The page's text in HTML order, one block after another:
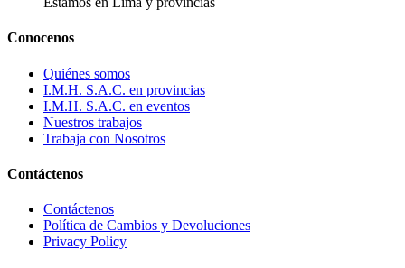
Conocenos
Quiénes somos
I.M.H. S.A.C. en provincias
I.M.H. S.A.C. en eventos
Nuestros trabajos
Trabaja con Nosotros
Contáctenos
Contáctenos
Política de Cambios y Devoluciones
Privacy Policy